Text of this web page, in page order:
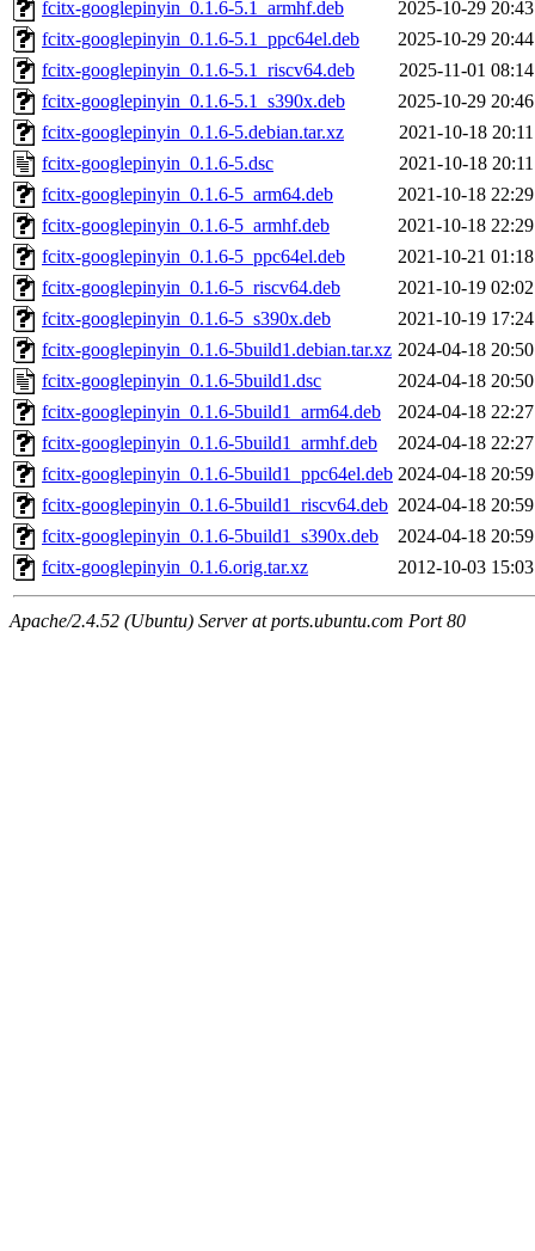
fcitx-googlepinyin_0.1.6-5.1_armhf.deb
2025-10-29 20:43
fcitx-googlepinyin_0.1.6-5.1_ppc64el.deb
2025-10-29 20:44
fcitx-googlepinyin_0.1.6-5.1_riscv64.deb
2025-11-01 08:14
fcitx-googlepinyin_0.1.6-5.1_s390x.deb
2025-10-29 20:46
fcitx-googlepinyin_0.1.6-5.debian.tar.xz
2021-10-18 20:11
fcitx-googlepinyin_0.1.6-5.dsc
2021-10-18 20:11
fcitx-googlepinyin_0.1.6-5_arm64.deb
2021-10-18 22:29
fcitx-googlepinyin_0.1.6-5_armhf.deb
2021-10-18 22:29
fcitx-googlepinyin_0.1.6-5_ppc64el.deb
2021-10-21 01:18
fcitx-googlepinyin_0.1.6-5_riscv64.deb
2021-10-19 02:02
fcitx-googlepinyin_0.1.6-5_s390x.deb
2021-10-19 17:24
fcitx-googlepinyin_0.1.6-5build1.debian.tar.xz 2024-04-18 20:50
fcitx-googlepinyin_0.1.6-5build1.dsc
2024-04-18 20:50
fcitx-googlepinyin_0.1.6-5build1_arm64.deb
2024-04-18 22:27
fcitx-googlepinyin_0.1.6-5build1_armhf.deb
2024-04-18 22:27
fcitx-googlepinyin_0.1.6-5build1_ppc64el.deb 2024-04-18 20:59
fcitx-googlepinyin_0.1.6-5build1_riscv64.deb 2024-04-18 20:59
fcitx-googlepinyin_0.1.6-5build1_s390x.deb
2024-04-18 20:59
fcitx-googlepinyin_0.1.6.orig.tar.xz
2012-10-03 15:03
Apache/2.4.52 (Ubuntu) Server at ports.ubuntu.com Port 80